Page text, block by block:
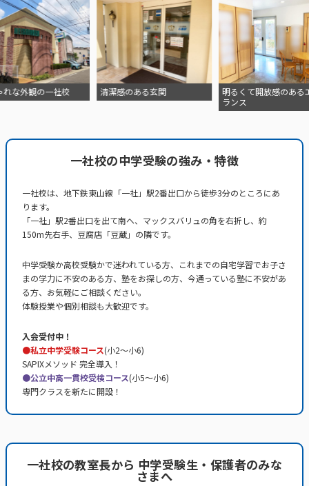
清潔感のある玄関
明るくて開放感のあるエント
ランス
整理整頓の行き
一社校の中学受験の強み・特徴
一社校は、地下鉄東山線「一社」駅2番出口から徒歩3分のところにあ
ります。
「一社」駅2番出口を出て南へ、マックスバリュの角を右折し、約
150m先右手、豆腐店「豆蔵」の隣です。
中学受験か高校受験かで迷われている方、これまでの自宅学習でお子さ
まの学力に不安のある方、塾をお探しの方、今通っている塾に不安があ
る方、お気軽にご相談ください。
体験授業や個別相談も大歓迎です。
入会受付中！
●私立中学受験コース(小2～小6)
SAPIXメソッド 完全導入！
●公立中高一貫校受検コース(小5～小6)
専門クラスを新たに開設！
一社校の教室長から 中学受験生・保護者のみな
さまへ